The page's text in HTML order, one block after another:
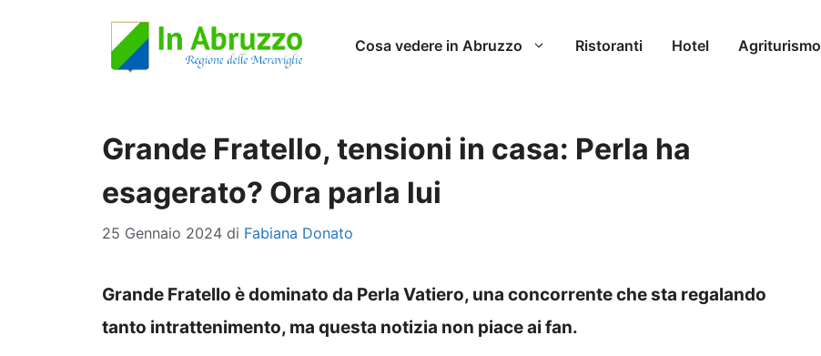
Cosa vedere in Abruzzo Ristoranti Hotel Agriturismo
Grande Fratello, tensioni in casa: Perla ha
esagerato? Ora parla lui
25 Gennaio 2024 di Fabiana Donato
Grande Fratello è dominato da Perla Vatiero, una concorrente che sta regalando
tanto intrattenimento, ma questa notizia non piace ai fan.